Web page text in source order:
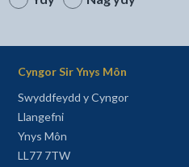
Cyngor Sir Ynys Môn
Swyddfeydd y Cyngor
Llangefni
Ynys Môn
LL77 7TW